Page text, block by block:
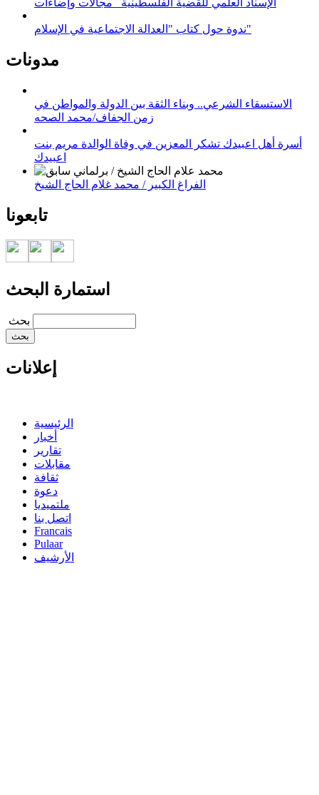
الإسناد العلمي للقضية الفلسطينية_ مجالات وإضاءات
ندوة حول كتاب "العدالة الاجتماعية في الإسلام"
مدونات
الاستسقاء الشرعي.. وبناء الثقة بين الدولة والمواطن في
زمن الجفاف/محمد الصحه
أسرة أهل اعبيدك تشكر المعزين في وفاة الوالدة مريم بنت
اعبيدك
الفراغ الكبير / محمد غلام الحاج الشيخ
تابعونا
استمارة البحث
‏بحث ‏
إعلانات
الرئيسية
أخبار
تقارير
مقابلات
ثقافة
دعوة
ملتميديا
اتصل بنا
Francais
Pulaar
الأرشيف